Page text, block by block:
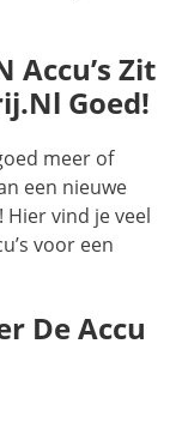
Accu’s Zit
Goed!
meer of
een nieuwe
Hier vind je veel
voor een
De Accu